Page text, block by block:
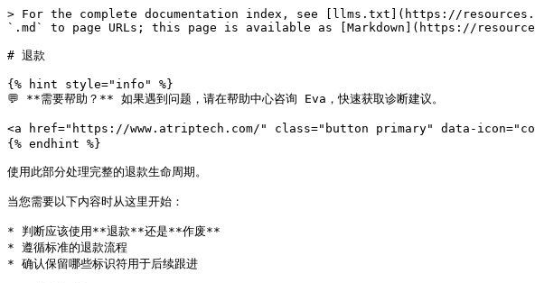
> For the complete documentation index, see [llms.txt](https://
`.md` to page URLs; this page is available as [Markdown](https://
# 退款
{% hint style="info" %}
💬 **需要帮助？** 如果遇到问题，请在帮助中心咨询 Eva，快速获取诊断建议。
<a href="https://www.atriptech.com/" class="button primary" data-
{% endhint %}
使用此部分处理完整的退款生命周期。
当您需要以下内容时从这里开始：
* 判断应该使用**退款**还是**作废**
* 遵循标准的退款流程
* 确认保留哪些标识符用于后续跟进